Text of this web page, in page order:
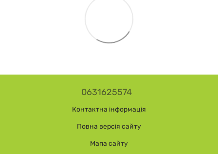
0631625574
Контактна інформація
Повна версія сайту
Мапа сайту